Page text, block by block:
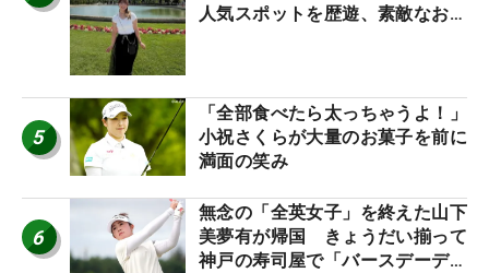
人気スポットを歴遊、素敵なお土
5
「全部食べたら太っちゃうよ！」
小祝さくらが大量のお菓子を前に
満面の笑み
6
無念の「全英女子」を終えた山下
美夢有が帰国 きょうだい揃って
神戸の寿司屋で「バースデーディ